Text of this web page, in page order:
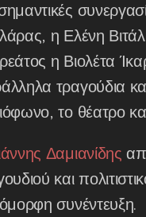
η Ελένη
η Βιολέτα
τραγούδια
το θέατρο
Δαμιανίδης
και
συνέντευξη.